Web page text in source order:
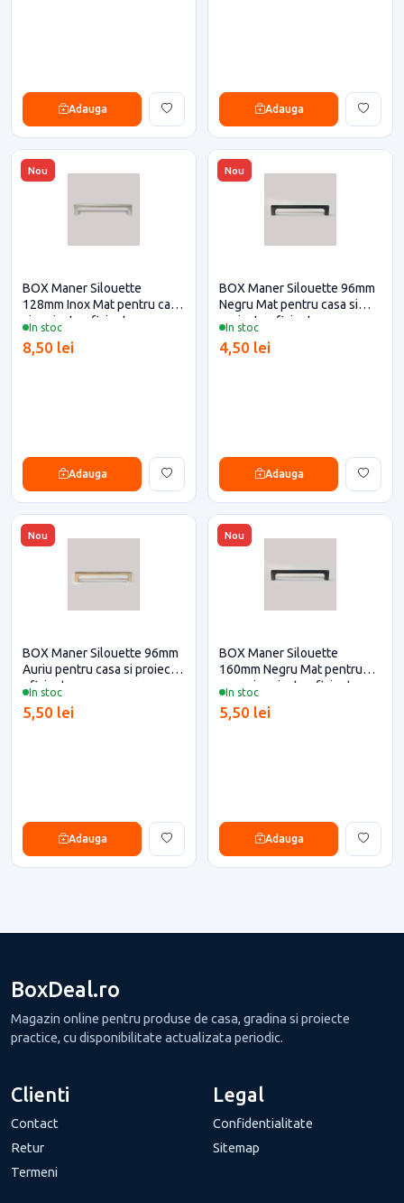
Adauga Adauga
Nou
In stoc
BOX Maner Silouette
128mm Inox Mat pentru casa
si proiecte eficiente
8,50 lei
Adauga
Nou
In stoc
BOX Maner Silouette 96mm
Negru Mat pentru casa si
proiecte eficiente
4,50 lei
Adauga
Nou
In stoc
BOX Maner Silouette 96mm
Auriu pentru casa si proiecte
eficiente
5,50 lei
Adauga
Nou
In stoc
BOX Maner Silouette
160mm Negru Mat pentru
casa si proiecte eficiente
5,50 lei
Adauga
BoxDeal.ro
Magazin online pentru produse de casa, gradina si proiecte
practice, cu disponibilitate actualizata periodic.
Clienti
Contact
Retur
Termeni
Legal
Confidentialitate
Sitemap